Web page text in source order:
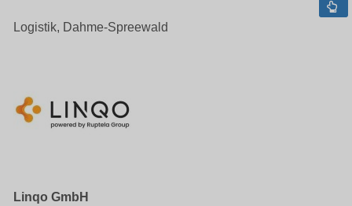
Logistik, Dahme-Spreewald
Linqo GmbH